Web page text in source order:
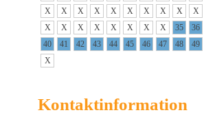
X
X X X X X X X X X
X
X X X X X X X 35 36
40
41 42 43 44 45 46 47 48 49
X
Kontaktinformation